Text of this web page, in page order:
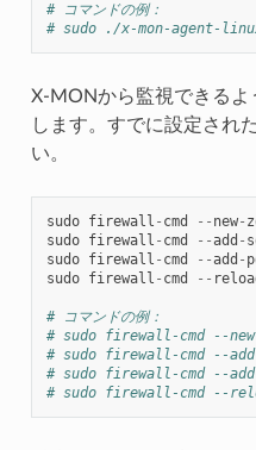
# コマンドの例：
# sudo ./x-mon-agent-
X-MONから監視できるよ
します。すでに設定され
い。
sudo firewall - cmd -- new-
sudo firewall - cmd --add -
sudo firewall - cmd --add -
sudo firewall - cmd --
# コマンドの例：
# sudo firewall-cmd --
# sudo firewall-cmd --
# sudo firewall-cmd --
# sudo firewall-cmd --